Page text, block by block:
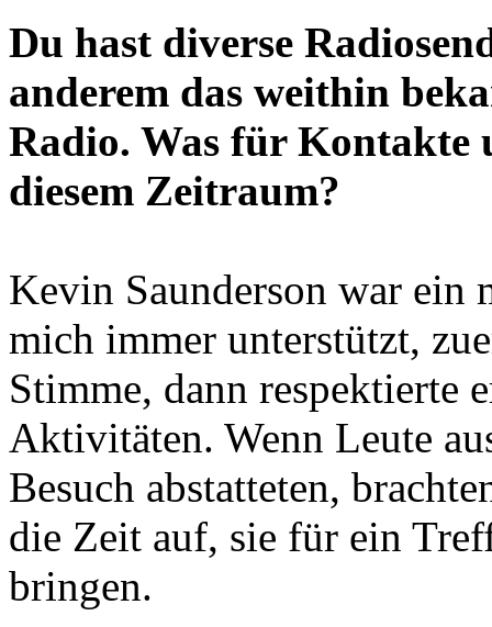
Du hast diverse
anderem das weithin
Radio. Was für Kontakte
diesem Zeitraum?
Kevin Saunderson war ein
mich immer unterstützt,
Stimme, dann respektierte
Aktivitäten. Wenn Leute
Besuch abstatteten,
die Zeit auf, sie für ein
bringen.